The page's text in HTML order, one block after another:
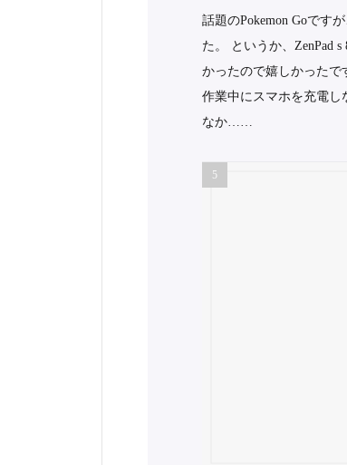
話題のPokemon Goです
た。 というか、ZenPad
かったので嬉しかった
作業中にスマホを充電し
なか……